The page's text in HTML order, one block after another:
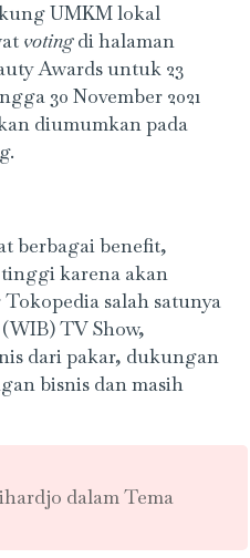
UMKM lokal
votingdi halaman
Awards untuk 23
30 November 2021
diumumkan pada
berbagai benefit,
karena akan
salah satunya
TV Show,
dari pakar, dukungan
bisnis dan masih
dalam Tema